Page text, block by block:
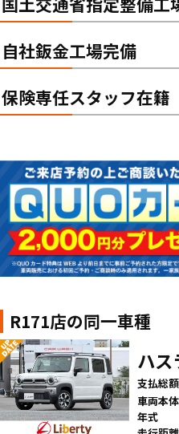
自社鈑金工場完備
保険専任スタッフ在籍
R171店の同一車種
ハス
支払総額
車両本
年式